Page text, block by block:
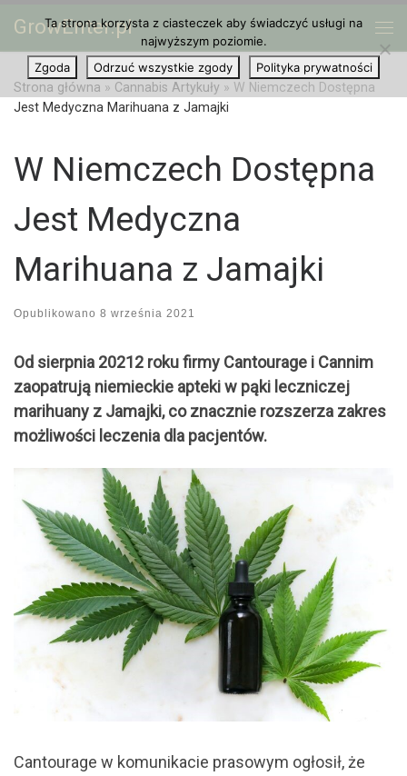
Przejdź do treści
GrowEnter.pl
Strona główna » Cannabis Artykuły » W Niemczech Dostępna
Jest Medyczna Marihuana z Jamajki
W Niemczech Dostępna
Jest Medyczna
Marihuana z Jamajki
Opublikowano 8 września 2021
Od sierpnia 20212 roku firmy Cantourage i Cannim
zaopatrują niemieckie apteki w pąki leczniczej
marihuany z Jamajki, co znacznie rozszerza zakres
możliwości leczenia dla pacjentów.
Cantourage w komunikacie prasowym ogłosił, że
Ta strona korzysta z ciasteczek aby świadczyć usługi na
najwyższym poziomie.
Zgoda
Odrzuć wszystkie zgody Polityka prywatności